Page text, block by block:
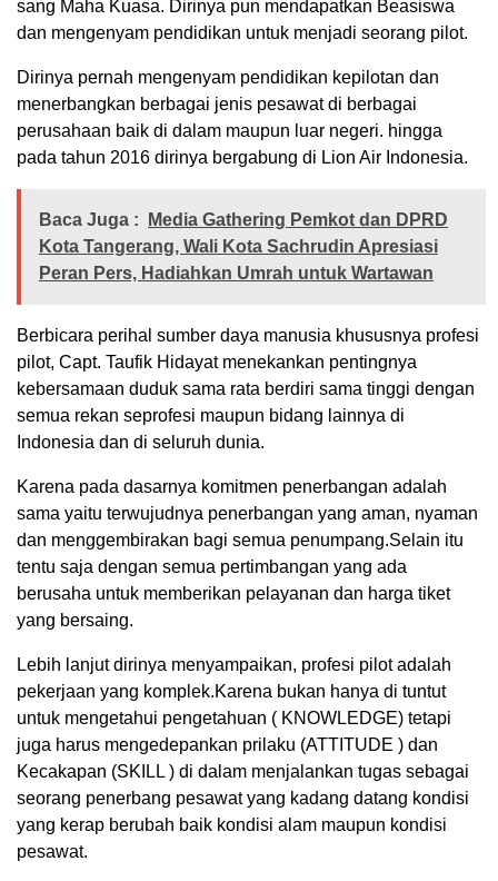
sang Maha Kuasa. Dirinya pun mendapatkan Beasiswa
dan mengenyam pendidikan untuk menjadi seorang pilot.
Dirinya pernah mengenyam pendidikan kepilotan dan
menerbangkan berbagai jenis pesawat di berbagai
perusahaan baik di dalam maupun luar negeri. hingga
pada tahun 2016 dirinya bergabung di Lion Air Indonesia.
Baca Juga :
Media Gathering Pemkot dan DPRD
Kota Tangerang, Wali Kota Sachrudin Apresiasi
Peran Pers, Hadiahkan Umrah untuk Wartawan
Berbicara perihal sumber daya manusia khususnya profesi
pilot, Capt. Taufik Hidayat menekankan pentingnya
kebersamaan duduk sama rata berdiri sama tinggi dengan
semua rekan seprofesi maupun bidang lainnya di
Indonesia dan di seluruh dunia.
Karena pada dasarnya komitmen penerbangan adalah
sama yaitu terwujudnya penerbangan yang aman, nyaman
dan menggembirakan bagi semua penumpang.Selain itu
tentu saja dengan semua pertimbangan yang ada
berusaha untuk memberikan pelayanan dan harga tiket
yang bersaing.
Lebih lanjut dirinya menyampaikan, profesi pilot adalah
pekerjaan yang komplek.Karena bukan hanya di tuntut
untuk mengetahui pengetahuan ( KNOWLEDGE) tetapi
juga harus mengedepankan prilaku (ATTITUDE ) dan
Kecakapan (SKILL ) di dalam menjalankan tugas sebagai
seorang penerbang pesawat yang kadang datang kondisi
yang kerap berubah baik kondisi alam maupun kondisi
pesawat.